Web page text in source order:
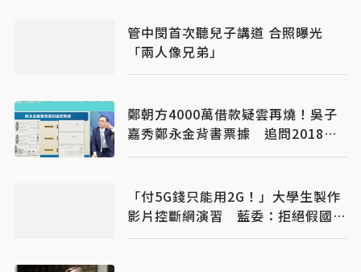
管中閔首次聽兒子講道 合照曝光
「兩人像兄弟」
鄭朝方4000萬借款疑雲再燒！吳子
嘉秀鄭永金背書票據 追問2018選
舉資金流向
「付5G錢只能用2G！」大學生製作
影片控斷網演習 藍委：拒絕假國安
假警報